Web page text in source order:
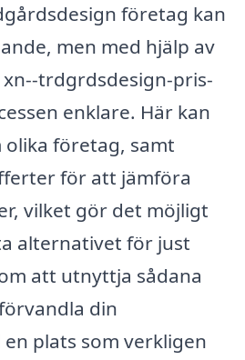
företag kan
men med hjälp av
trdgrdsdesign-pris-
enklare. Här kan
företag, samt
för att jämföra
vilket gör det möjligt
alternativet för just
att utnyttja sådana
din
plats som verkligen